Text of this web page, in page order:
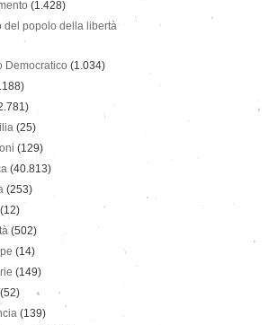
(1.428)
del popolo della libertà
Democratico (1.034)
(25)
(129)
(40.813)
(253)
(12)
(502)
(14)
(149)
(52)
(139)